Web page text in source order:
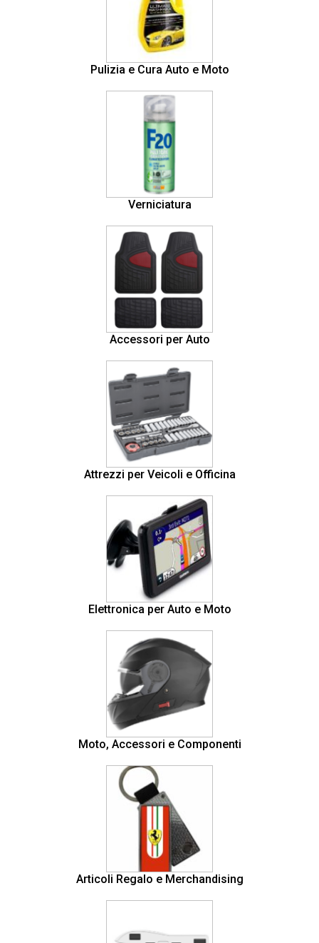
Pulizia e Cura Auto e Moto
Verniciatura
Accessori per Auto
Attrezzi per Veicoli e Officina
Elettronica per Auto e Moto
Moto, Accessori e Componenti
Articoli Regalo e Merchandising